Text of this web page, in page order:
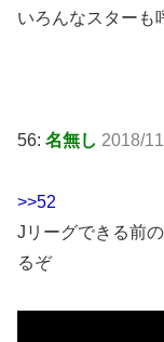
いろんなスターも
56: 名無し 2018/
>>52
Jリーグできる前
るぞ